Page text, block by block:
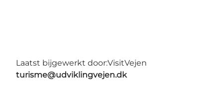
Laatst bijgewerkt door:VisitVejen
turisme@udviklingvejen.dk